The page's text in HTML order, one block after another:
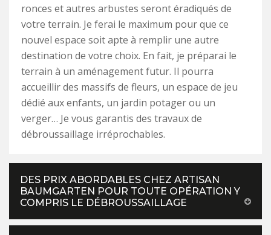
ronces et autres arbustes seront éradiqués de
votre terrain. Je ferai le maximum pour que ce
nouvel espace soit apte à remplir une autre
destination de votre choix. En fait, je préparai le
terrain à un aménagement futur. Il pourra
accueillir des massifs de fleurs, un espace de jeu
dédié aux enfants, un jardin potager ou un
verger… Je vous garantis des travaux de
débroussaillage irréprochables.
DES PRIX ABORDABLES CHEZ ARTISAN
BAUMGARTEN POUR TOUTE OPÉRATION Y
COMPRIS LE DÉBROUSSAILLAGE